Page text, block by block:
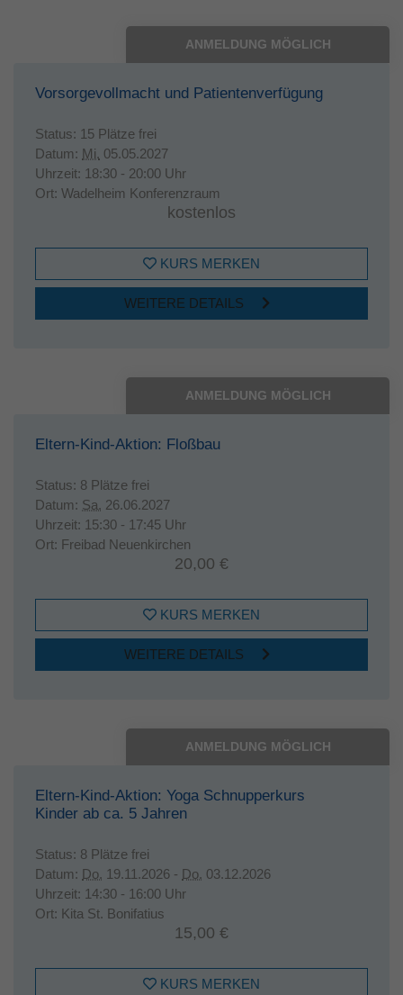
ANMELDUNG MÖGLICH
Vorsorgevollmacht und Patientenverfügung
Status: 15 Plätze frei
Datum: Mi. 05.05.2027
Uhrzeit: 18:30 - 20:00 Uhr
Ort: Wadelheim Konferenzraum
kostenlos
KURS MERKEN
WEITERE DETAILS
ANMELDUNG MÖGLICH
Eltern-Kind-Aktion: Floßbau
Status: 8 Plätze frei
Datum: Sa. 26.06.2027
Uhrzeit: 15:30 - 17:45 Uhr
Ort: Freibad Neuenkirchen
20,00 €
KURS MERKEN
WEITERE DETAILS
ANMELDUNG MÖGLICH
Eltern-Kind-Aktion: Yoga Schnupperkurs
Kinder ab ca. 5 Jahren
Status: 8 Plätze frei
Datum: Do. 19.11.2026 - Do. 03.12.2026
Uhrzeit: 14:30 - 16:00 Uhr
Ort: Kita St. Bonifatius
15,00 €
KURS MERKEN